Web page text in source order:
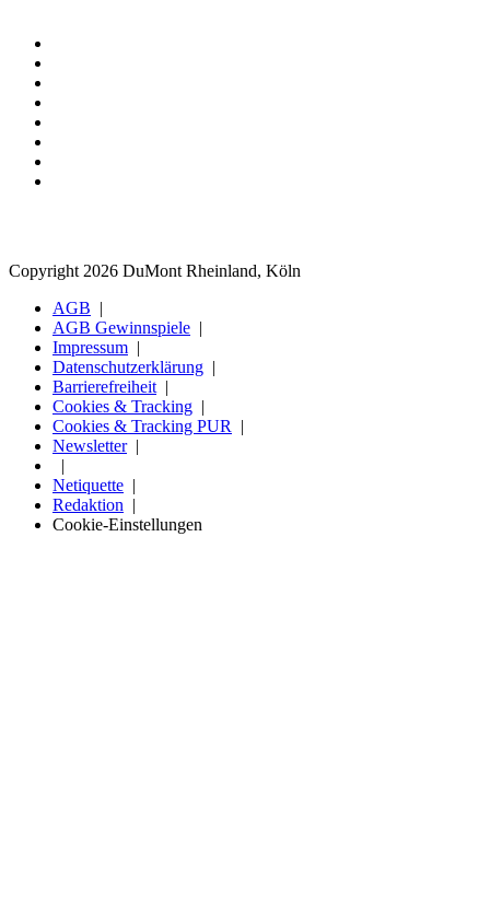
Copyright 2026 DuMont Rheinland, Köln
AGB
AGB Gewinnspiele
Impressum
Datenschutzerklärung
Barrierefreiheit
Cookies & Tracking
Cookies & Tracking PUR
Newsletter
Netiquette
Redaktion
Cookie-Einstellungen